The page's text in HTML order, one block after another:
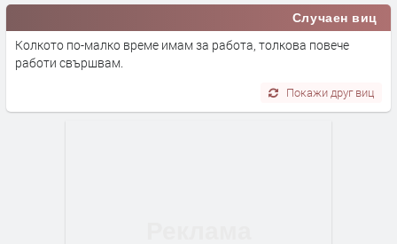
Случаен виц
Колкото по-малко време имам за работа, толкова повече
работи свършвам.
Покажи друг виц